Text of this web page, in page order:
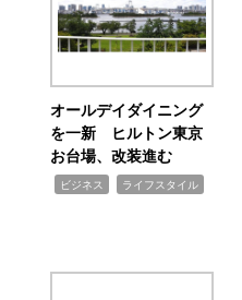
オールデイダイニング
を一新 ヒルトン東京
お台場、改装進む
ビジネス ライフスタイル